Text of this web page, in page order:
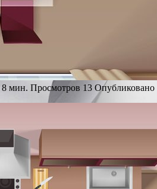
8 мин. Просмотров 13 Опубликовано